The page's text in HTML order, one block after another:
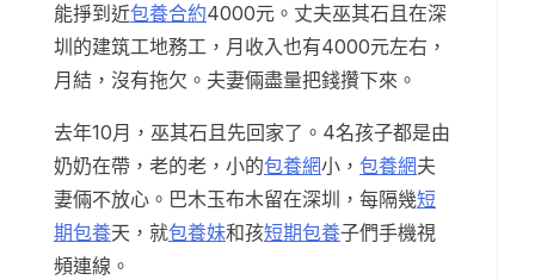
能掙到近包養合約4000元。丈夫巫其石且在深
圳的建筑工地務工，月收入也有4000元左右，
月結，沒有拖欠。夫妻倆盡量把錢攢下來。
去年10月，巫其石且先回家了。4名孩子都是由
奶奶在帶，老的老，小的包養網小， 包養網夫
妻倆不放心。巴木玉布木留在深圳，每隔幾短
期包養天，就包養妹和孩短期包養子們手機視
頻連線。